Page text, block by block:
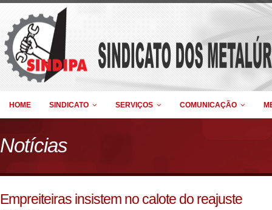
HOME SINDICATO SERVIÇOS COMUNICAÇÃO
Notícias
Empreiteiras insistem no calote do reajuste